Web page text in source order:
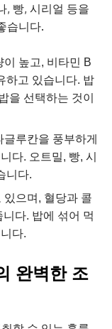
, 빵, 시리얼 등을
습니다.
이 높고, 비타민 B
하고 있습니다. 밥
을 선택하는 것이
글루칸을 풍부하게
다. 오트밀, 빵, 시
니다.
있으며, 혈당과 콜
다. 밥에 섞어 먹
다.
완벽한 조